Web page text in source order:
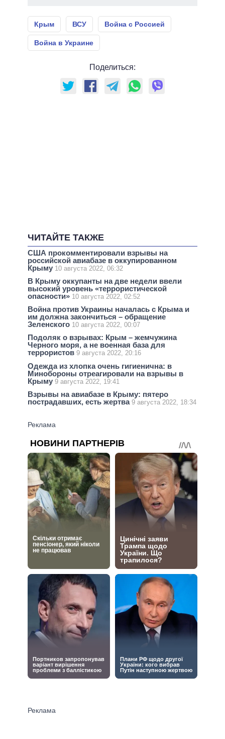
Крым ВСУ Война с Россией
Война в Украине
Поделиться:
ЧИТАЙТЕ ТАКЖЕ
США прокомментировали взрывы на
российской авиабазе в оккупированном
Крыму 10 августа 2022, 06:32
В Крыму оккупанты на две недели ввели
высокий уровень «террористической
опасности» 10 августа 2022, 02:52
Война против Украины началась с Крыма и
им должна закончиться – обращение
Зеленского 10 августа 2022, 00:07
Подоляк о взрывах: Крым – жемчужина
Черного моря, а не военная база для
террористов 9 августа 2022, 20:16
Одежда из хлопка очень гигиенична: в
Минобороны отреагировали на взрывы в
Крыму 9 августа 2022, 19:41
Взрывы на авиабазе в Крыму: пятеро
пострадавших, есть жертва 9 августа 2022, 18:34